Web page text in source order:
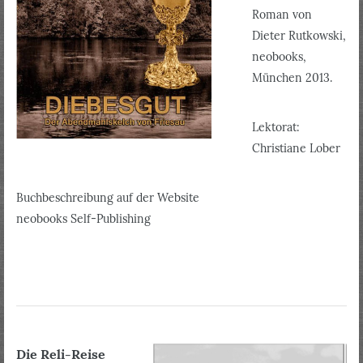
Roman von
Dieter Rutkowski,
neobooks,
München 2013.
Lektorat:
Christiane Lober
Buchbeschreibung auf der Website
neobooks Self-Publishing
Die Reli-Reise